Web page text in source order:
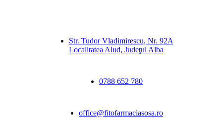
Str. Tudor Vladimirescu, Nr. 92A
Localitatea Aiud, Judeţul Alba
0788 652 780
office@fitofarmaciasosa.ro